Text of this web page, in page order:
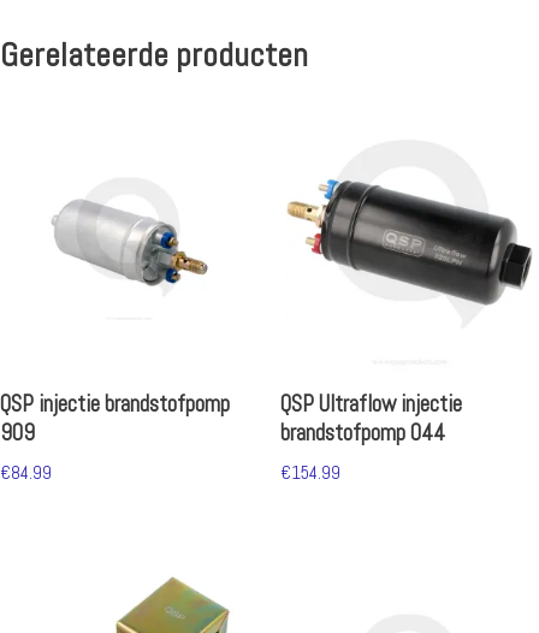
Gerelateerde producten
QSP injectie brandstofpomp
909
€84.99
QSP Ultraflow injectie
brandstofpomp 044
€154.99